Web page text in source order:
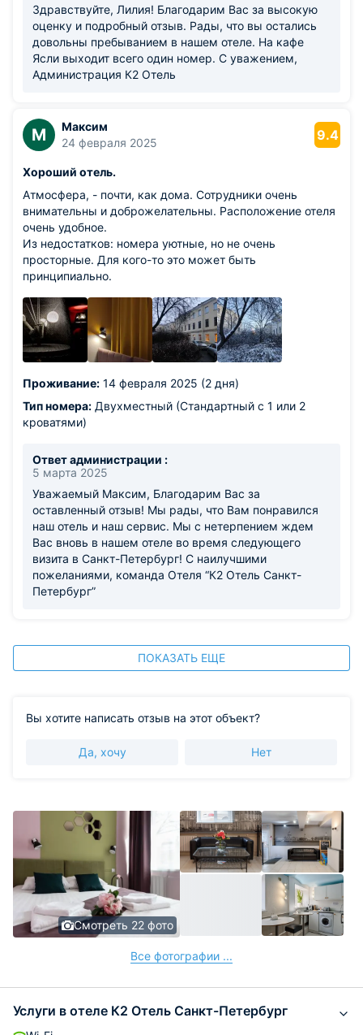
соответственно, тоже по своему отдыхают посетители.
Это единственное небольшое неудобство
Здравствуйте, Лилия! Благодарим Вас за высокую
оценку и подробный отзыв. Рады, что вы остались
довольны пребыванием в нашем отеле. На кафе
Ясли выходит всего один номер. С уважением,
Администрация К2 Отель
М
Максим
24 февраля 2025
9.4
Хороший отель.
Атмосфера, - почти, как дома. Сотрудники очень
внимательны и доброжелательны. Расположение отеля
очень удобное.
Из недостатков: номера уютные, но не очень
просторные. Для кого-то это может быть
принципиально.
Проживание: 14 февраля 2025 (2 дня)
Тип номера: Двухместный (Стандартный с 1 или 2
кроватями)
Ответ администрации :
5 марта 2025
Уважаемый Максим, Благодарим Вас за
оставленный отзыв! Мы рады, что Вам понравился
наш отель и наш сервис. Мы с нетерпением ждем
Вас вновь в нашем отеле во время следующего
визита в Санкт-Петербург! С наилучшими
пожеланиями, команда Отеля “К2 Отель Санкт-
Петербург”
ПОКАЗАТЬ ЕЩЕ
Вы хотите написать отзыв на этот объект?
Да, хочу Нет
Смотреть 22 фото
Все фотографии ...
Услуги в отеле К2 Отель Санкт-Петербург